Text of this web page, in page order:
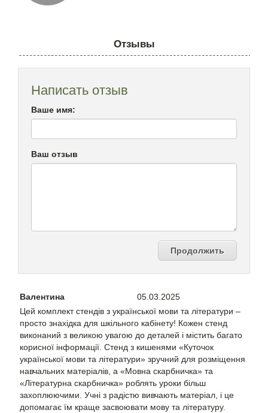
Отзывы
Написать отзыв
Ваше имя:
Ваш отзыв
Продолжить
Валентина
05.03.2025
Цей комплект стендів з української мови та літератури –
просто знахідка для шкільного кабінету! Кожен стенд
виконаний з великою увагою до деталей і містить багато
корисної інформації. Стенд з кишенями «Куточок
української мови та літератури» зручний для розміщення
навчальних матеріалів, а «Мовна скарбничка» та
«Літературна скарбничка» роблять уроки більш
захоплюючими. Учні з радістю вивчають матеріал, і це
допомагає їм краще засвоювати мову та літературу.